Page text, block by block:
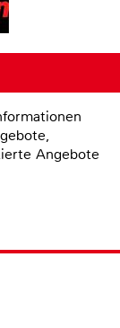
Angebote